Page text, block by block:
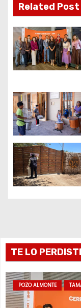
c
i
ó
d
e
e
n
t
d
a
s
Related Post
TE LO
POZO ALMONTE